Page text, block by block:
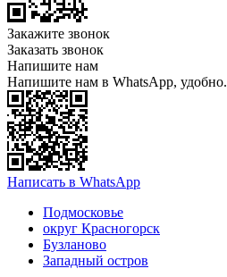
Закажите звонок
Заказать звонок
Напишите нам
Напишите нам в WhatsApp, удобно.
Написать в WhatsApp
Подмосковье
округ Красногорск
Бузланово
Западный остров